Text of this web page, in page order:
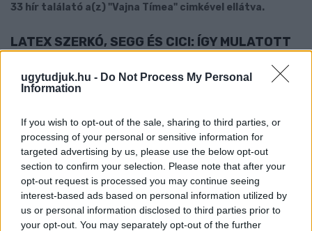
ugytudjuk.hu - Do Not Process My Personal
Information
If you wish to opt-out of the sale, sharing to third parties, or
processing of your personal or sensitive information for
targeted advertising by us, please use the below opt-out
section to confirm your selection. Please note that after your
opt-out request is processed you may continue seeing
interest-based ads based on personal information utilized by
us or personal information disclosed to third parties prior to
your opt-out. You may separately opt-out of the further
33 hír találató a(z) "Vajna Tímea" cimkével ellátva.
LATEX SZERKÓ, SEGG ÉS CICI: ÍGY MULATOTT
VAJNA TIMI
2021. november. 22. 19:03
Már-már OnlyFans-re való tartalom.
KIRABOLTAK EGY BORBÉLYSZALONT AZ USA-
BAN
2021. szeptember. 15. 19:01
Minek fizeti az adót, ha ilyen szörnyűségek történhetnek? –
tette fel a kérdést.
HATALMAS GYÉMÁNTGYŰRŰVEL JEGYEZTÉK
EL VAJNA TÍMEÁT